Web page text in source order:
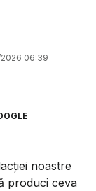
06:39
noastre
produci ceva